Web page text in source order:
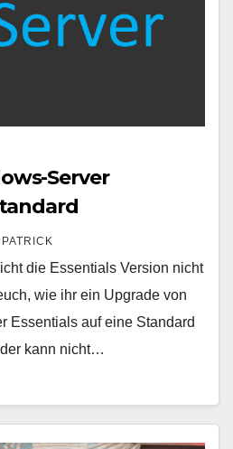
Server
PATRICK
die Essentials Version nicht
wie ihr ein Upgrade von
Essentials auf eine Standard
kann nicht…